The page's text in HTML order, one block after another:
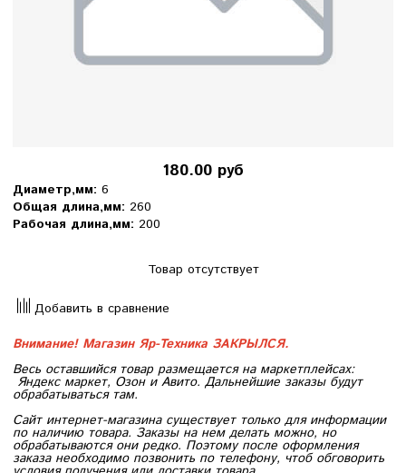
180.00 руб
Диаметр,мм: 6
Общая длина,мм: 260
Рабочая длина,мм: 200
Товар отсутствует
Добавить в сравнение
Внимание! Магазин Яр-Техника ЗАКРЫЛСЯ.
Весь оставшийся товар размещается на маркетплейсах:
Яндекс маркет, Озон и Авито. Дальнейшие заказы будут
обрабатываться там.
Сайт интернет-магазина существует только для информации
по наличию товара. Заказы на нем делать можно, но
обрабатываются они редко. Поэтому после оформления
заказа необходимо позвонить по телефону, чтоб обговорить